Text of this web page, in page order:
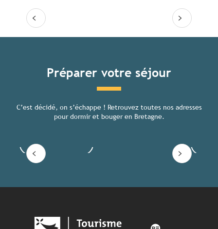
Lire la suite
Préparer votre séjour
C’est décidé, on s’échappe ! Retrouvez toutes nos adresses
pour dormir et bouger en Bretagne.
Tous les hébergements
Voir les offres